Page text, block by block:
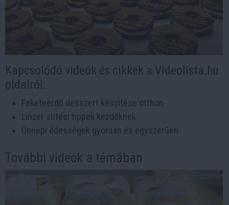
Kapcsolódó videók és cikkek a Videolista.hu
oldalról:
Feketeerdő desszert készítése otthon
Linzer sütési tippek kezdőknek
Ünnepi édességek gyorsan és egyszerűen
További videók a témában